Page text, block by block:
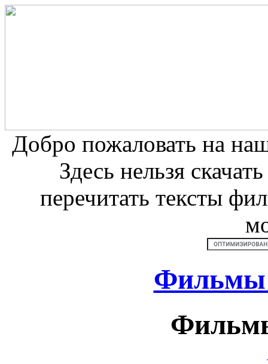
Добро пожаловать на
Здесь нельзя
перечитать тексты
Фильмы